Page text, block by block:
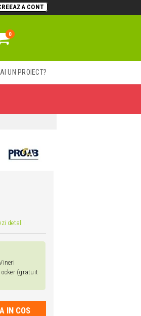
CONT
0
0
AI UN PROIECT?
detalii
(gratuit
IN COS